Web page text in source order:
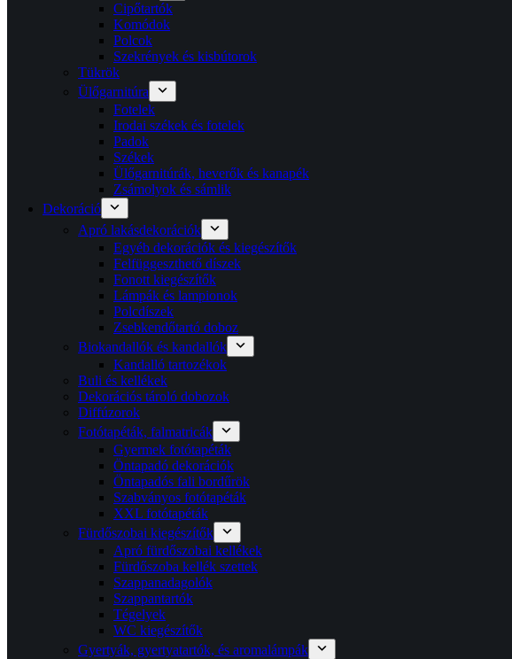
Cipőtartók
Komódok
Polcok
Szekrények és kisbútorok
Tükrök
Ülőgarnitúra
Fotelek
Irodai székek és fotelek
Padok
Székek
Ülőgarnitúrák, heverők és kanapék
Zsámolyok és sámlik
Dekoráció
Apró lakásdekorációk
Egyéb dekorációk és kiegészítők
Felfüggeszthető díszek
Fonott kiegészítők
Lámpák és lampionok
Polcdíszek
Zsebkendőtartó doboz
Biokandallók és kandallók
Kandalló tartozékok
Buli és kellékek
Dekorációs tároló dobozok
Diffúzorok
Fotótapéták, falmatricák
Gyermek fotótapéták
Öntapadó dekorációk
Öntapadós fali bordűrök
Szabványos fotótapéták
XXL fotótapéták
Fürdőszobai kiegészítők
Apró fürdőszobai kellékek
Fürdőszoba kellék szettek
Szappanadagolók
Szappantartók
Tégelyek
WC kiegészítők
Gyertyák, gyertyatartók, és aromalámpák